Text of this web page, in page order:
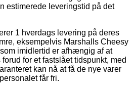
estimerede leveringstid på det
1 hverdags levering på deres
eksempelvis Marshalls Cheesy
imidlertid er afhængig af at
for et fastslået tidspunkt, med
kan nå at få de nye varer
får fri.